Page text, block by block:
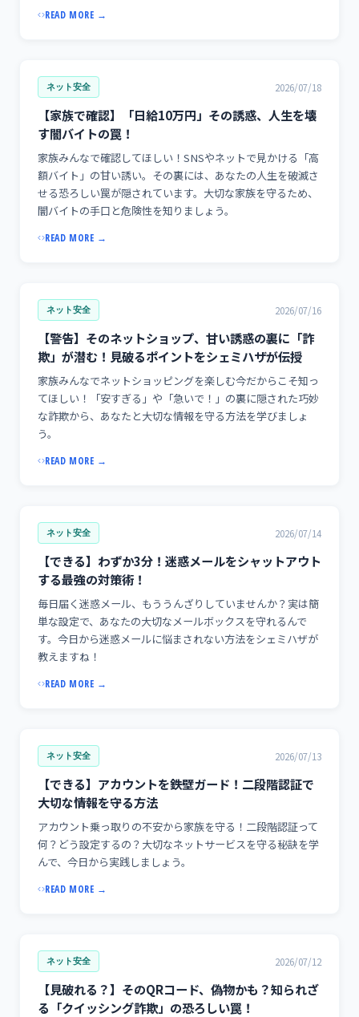
READ MORE →
ネット安全 2026/07/18
【家族で確認】「日給10万円」その誘惑、人生を壊
す闇バイトの罠！
家族みんなで確認してほしい！SNSやネットで見かける「高
額バイト」の甘い誘い。その裏には、あなたの人生を破滅さ
せる恐ろしい罠が隠されています。大切な家族を守るため、
闇バイトの手口と危険性を知りましょう。
READ MORE →
ネット安全 2026/07/16
【警告】そのネットショップ、甘い誘惑の裏に「詐
欺」が潜む！見破るポイントをシェミハザが伝授
家族みんなでネットショッピングを楽しむ今だからこそ知っ
てほしい！「安すぎる」や「急いで！」の裏に隠された巧妙
な詐欺から、あなたと大切な情報を守る方法を学びましょ
う。
READ MORE →
ネット安全 2026/07/14
【できる】わずか3分！迷惑メールをシャットアウト
する最強の対策術！
毎日届く迷惑メール、もううんざりしていませんか？実は簡
単な設定で、あなたの大切なメールボックスを守れるんで
す。今日から迷惑メールに悩まされない方法をシェミハザが
教えますね！
READ MORE →
ネット安全 2026/07/13
【できる】アカウントを鉄壁ガード！二段階認証で
大切な情報を守る方法
アカウント乗っ取りの不安から家族を守る！二段階認証って
何？どう設定するの？大切なネットサービスを守る秘訣を学
んで、今日から実践しましょう。
READ MORE →
ネット安全 2026/07/12
【見破れる？】そのQRコード、偽物かも？知られざ
る「クイッシング詐欺」の恐ろしい罠！